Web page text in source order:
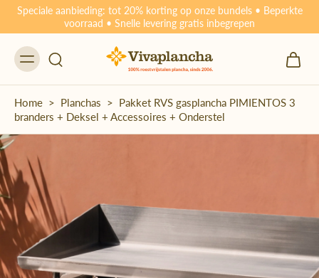
Speciale aanbieding: tot 20% korting op onze bundels • Beperkte
voorraad • Snelle levering gratis inbegrepen
Home > Planchas > Pakket RVS gasplancha PIMIENTOS 3
branders + Deksel + Accessoires + Onderstel